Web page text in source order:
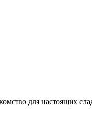
для настоящих